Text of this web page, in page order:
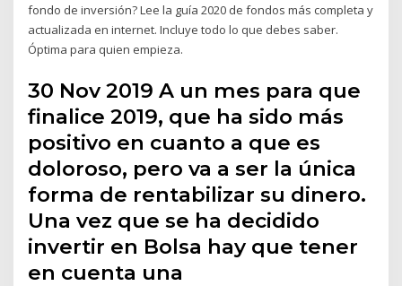
fondo de inversión? Lee la guía 2020 de fondos más completa y
actualizada en internet. Incluye todo lo que debes saber.
Óptima para quien empieza.
30 Nov 2019 A un mes para que
finalice 2019, que ha sido más
positivo en cuanto a que es
doloroso, pero va a ser la única
forma de rentabilizar su dinero.
Una vez que se ha decidido
invertir en Bolsa hay que tener
en cuenta una